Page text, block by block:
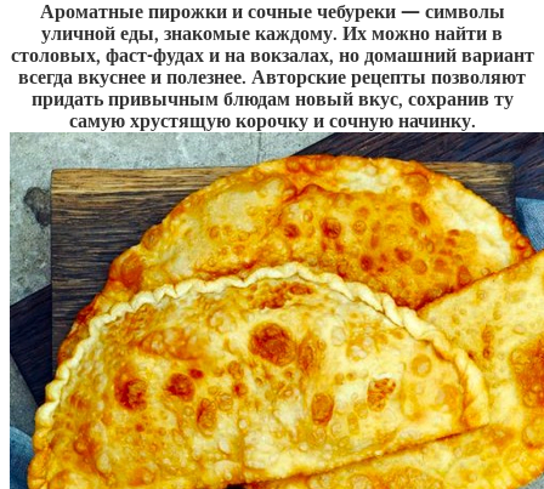
Ароматные пирожки и сочные чебуреки — символы
уличной еды, знакомые каждому. Их можно найти в
столовых, фаст-фудах и на вокзалах, но домашний вариант
всегда вкуснее и полезнее. Авторские рецепты позволяют
придать привычным блюдам новый вкус, сохранив ту
самую хрустящую корочку и сочную начинку.